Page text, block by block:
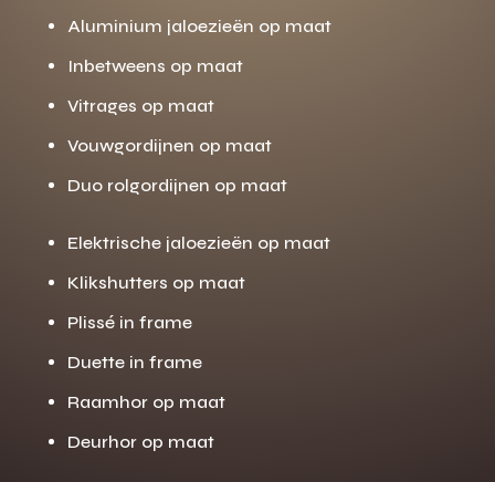
Aluminium jaloezieën op maat
Inbetweens op maat
Vitrages op maat
Vouwgordijnen op maat
Duo rolgordijnen op maat
Elektrische jaloezieën op maat
Klikshutters op maat
Plissé in frame
Duette in frame
Raamhor op maat
Deurhor op maat